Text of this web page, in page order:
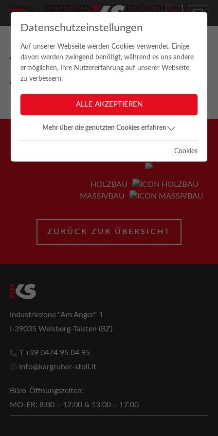
IT
HOME REFERENZEN
ÖFFENTLICHE BAUTEN
HAUS RUDOLF V. KEMPTER,
WELSBERG
HOLZBAU
MASSIVBAU
ZURÜCK ZUR ÜBERSICHT
Industriezone "Am Anger" 1
I-39035 Welsberg-Taisten (BZ)
T +39 0474 95 04 95
info@kargruber-stoll.it
Büro-Öffnungszeiten:
MO-FR: 8:00 – 12:00 & 13:00 – 17:00
Datenschutzeinstellungen
Auf unserer Webseite werden Cookies verwendet. Einige
davon werden zwingend benötigt, während es uns andere
ermöglichen, Ihre Nutzererfahrung auf unserer Webseite
zu verbessern.
ALLE AKZEPTIEREN
Mehr über die genutzten Cookies erfahren
Cookies